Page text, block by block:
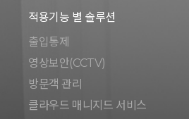
적용기능 별 솔루션
출입통제
영상보안(CCTV)
방문객 관리
클라우드 매니지드 서비스